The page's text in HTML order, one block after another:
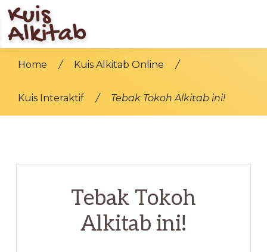
Skip
to
main
content
ALKITAB
Jaman
Home / Kuis Alkitab Online /
Kuis Interaktif / Tebak Tokoh Alkitab ini!
Tebak Tokoh
Alkitab ini!